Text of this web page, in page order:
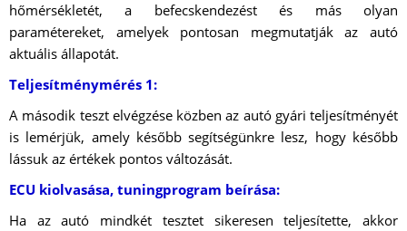
hőmérsékletét, a befecskendezést és más olyan
paramétereket, amelyek pontosan megmutatják az autó
aktuális állapotát.
Teljesítménymérés 1:
A második teszt elvégzése közben az autó gyári teljesítményét
is lemérjük, amely később segítségünkre lesz, hogy később
lássuk az értékek pontos változását.
ECU kiolvasása, tuningprogram beírása:
Ha az autó mindkét tesztet sikeresen teljesítette, akkor